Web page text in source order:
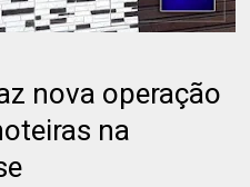
nova operação
na